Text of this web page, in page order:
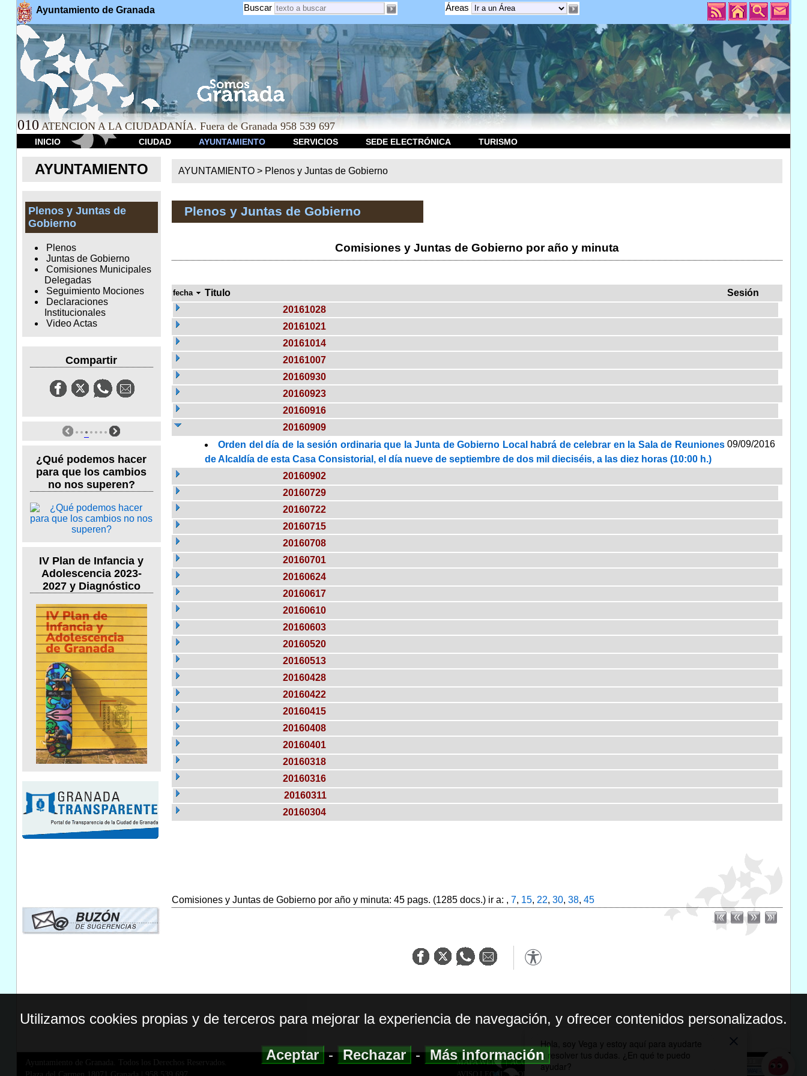
Ayuntamiento de Granada Áreas
Buscar
010 ATENCION A LA CIUDADANÍA. Fuera de Granada 958 539 697
INICIO CIUDAD AYUNTAMIENTO SERVICIOS SEDE ELECTRÓNICA TURISMO
AYUNTAMIENTO
Plenos y Juntas de
Gobierno
Plenos
Juntas de Gobierno
Comisiones Municipales
Delegadas
Seguimiento Mociones
Declaraciones
Institucionales
Video Actas
Compartir
¿Qué podemos hacer
para que los cambios
no nos superen?
IV Plan de Infancia y
Adolescencia 2023-
2027 y Diagnóstico
AYUNTAMIENTO > Plenos y Juntas de Gobierno
Plenos y Juntas de Gobierno
Comisiones y Juntas de Gobierno por año y minuta
fecha Titulo
Sesión
20161028
20161021
20161014
20161007
20160930
20160923
20160916
20160909
Orden del día de la sesión ordinaria que la Junta de Gobierno Local habrá de celebrar en la Sala de Reuniones
de Alcaldía de esta Casa Consistorial, el día nueve de septiembre de dos mil dieciséis, a las diez horas (10:00 h.)
09/09/2016
20160902
20160729
20160722
20160715
20160708
20160701
20160624
20160617
20160610
20160603
20160520
20160513
20160428
20160422
20160415
20160408
20160401
20160318
20160316
20160311
20160304
Comisiones y Juntas de Gobierno por año y minuta: 45 pags. (1285 docs.) ir a: , 7, 15, 22, 30, 38, 45
Ayuntamiento de Granada. Todos los Derechos Reservados.
MAPA WEB|ACCESIBILIDAD
AVISO LEGAL| POLITICA DE PRIVACIDAD
Utilizamos cookies propias y de terceros para mejorar la experiencia de navegación, y ofrecer contenidos personalizados.
Aceptar-Rechazar-Más información